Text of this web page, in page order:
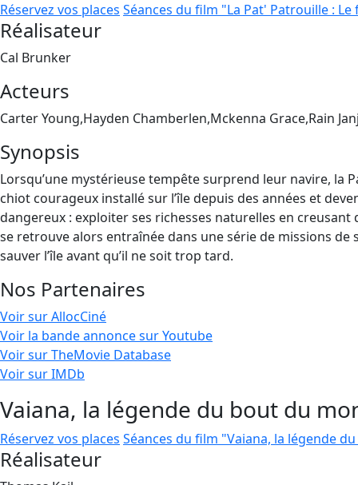
Réservez vos places Séances du film "La Pat' Patrouille :
Réalisateur
Cal Brunker
Acteurs
Carter Young,Hayden Chamberlen,Mckenna Grace,Rain
Synopsis
Lorsqu’une mystérieuse tempête surprend leur navire, la
chiot courageux installé sur l’île depuis des années et
dangereux : exploiter ses richesses naturelles en
se retrouve alors entraînée dans une série de missions de
sauver l’île avant qu’il ne soit trop tard.
Nos Partenaires
Voir sur AllocCiné
Voir la bande annonce sur Youtube
Voir sur TheMovie Database
Voir sur IMDb
Vaiana, la légende du bout du
Réservez vos places Séances du film "Vaiana, la légende
Réalisateur